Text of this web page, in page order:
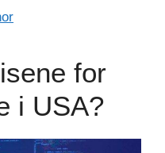
for
i USA?